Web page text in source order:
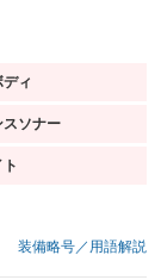
ィ
スソナー
装備略号／用語解説